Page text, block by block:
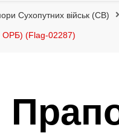
Сухопутних військ (СВ)
ОРБ) (Flag-02287)